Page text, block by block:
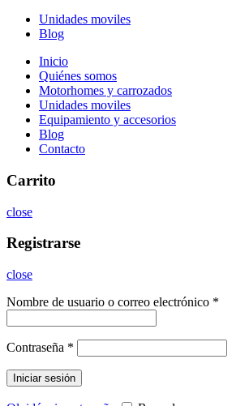
Unidades moviles
Blog
Inicio
Quiénes somos
Motorhomes y carrozados
Unidades moviles
Equipamiento y accesorios
Blog
Contacto
Carrito
close
Registrarse
close
Nombre de usuario o correo electrónico *
Contraseña *
Iniciar sesión